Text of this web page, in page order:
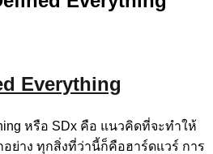
Everything
หรือ SDx คือ แนวคิดที่จะทำให้
ย่าง ทุกสิ่งที่ว่านี้ก็คือฮาร์ดแวร์ การ